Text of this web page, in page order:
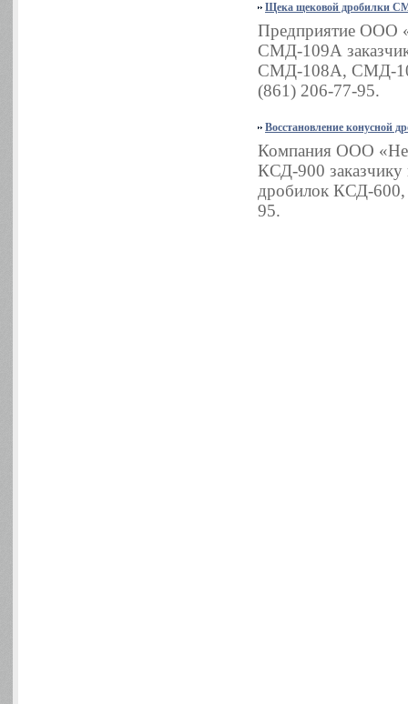
Щека щековой дробилки
Предприятие ООО
СМД-109А
СМД-108А, СМД-
(861) 206-77-95.
Восстановление конусной
Компания ООО
КСД-900 заказчику
дробилок КСД-600,
95.